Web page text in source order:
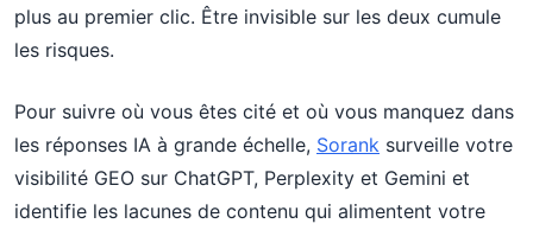
plus au premier clic. Être invisible sur les deux cumule
les risques.
Pour suivre où vous êtes cité et où vous manquez dans
les réponses IA à grande échelle, Sorank surveille votre
visibilité GEO sur ChatGPT, Perplexity et Gemini et
identifie les lacunes de contenu qui alimentent votre